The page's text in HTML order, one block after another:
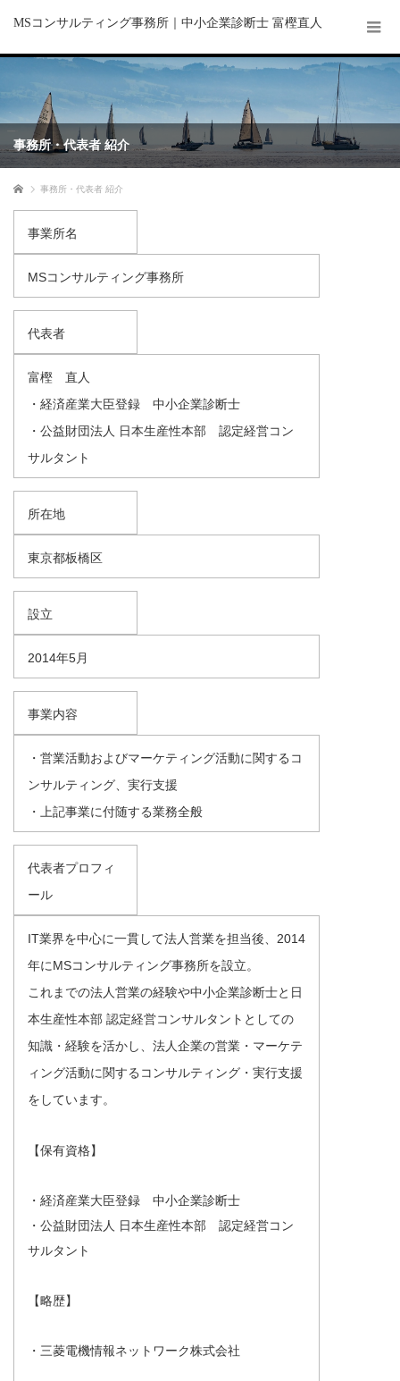
MSコンサルティング事務所｜中小企業診断士 富樫直人
事務所・代表者 紹介
ホーム 事務所・代表者 紹介
事業所名
MSコンサルティング事務所
代表者
富樫 直人
・経済産業大臣登録 中小企業診断士
・公益財団法人 日本生産性本部 認定経営コン
サルタント
所在地
東京都板橋区
設立
2014年5月
事業内容
・営業活動およびマーケティング活動に関するコ
ンサルティング、実行支援
・上記事業に付随する業務全般
代表者プロフィ
ール
IT業界を中心に一貫して法人営業を担当後、2014
年にMSコンサルティング事務所を設立。
これまでの法人営業の経験や中小企業診断士と日
本生産性本部 認定経営コンサルタントとしての
知識・経験を活かし、法人企業の営業・マーケテ
ィング活動に関するコンサルティング・実行支援
をしています。
【保有資格】
・経済産業大臣登録 中小企業診断士
・公益財団法人 日本生産性本部 認定経営コン
サルタント
【略歴】
・三菱電機情報ネットワーク株式会社